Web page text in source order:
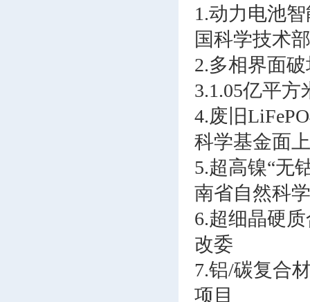
1.动力电池
国科学技术部
2.多相界面
3.1.05亿平
4.废旧
科学基金面
5.超高镍“无
南省自然科
6.超细晶硬
改委
7.铝/碳复合
项目